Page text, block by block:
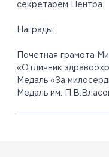
секретарем Центра.
Награды:
Почетная грамота
«Отличник
Медаль «За
Медаль им.